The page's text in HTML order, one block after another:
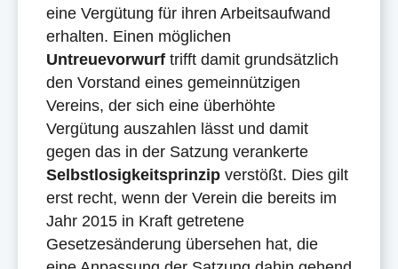
eine Vergütung für ihren Arbeitsaufwand
erhalten. Einen möglichen
Untreuevorwurf trifft damit grundsätzlich
den Vorstand eines gemeinnützigen
Vereins, der sich eine überhöhte
Vergütung auszahlen lässt und damit
gegen das in der Satzung verankerte
Selbstlosigkeitsprinzip verstößt. Dies gilt
erst recht, wenn der Verein die bereits im
Jahr 2015 in Kraft getretene
Gesetzesänderung übersehen hat, die